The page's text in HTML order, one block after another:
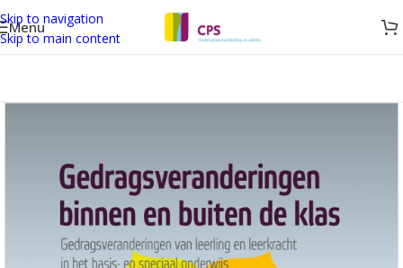
Skip to navigation
Skip to main content
Menu